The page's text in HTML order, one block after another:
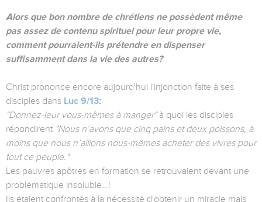
Alors que bon nombre de chrétiens ne possèdent même
pas assez de contenu spirituel pour leur propre vie,
comment pourraient-ils prétendre en dispenser
suffisamment dans la vie des autres?
Christ prononce encore aujourd'hui l'injonction faite à ses
disciples dans Luc 9/13:
"Donnez-leur vous-mêmes à manger"à quoi les disciples
répondirent "Nous n’avons que cinq pains et deux poissons, à
moins que nous n’allions nous-mêmes acheter des vivres pour
tout ce peuple."
Les pauvres apôtres en formation se retrouvaient devant une
problématique insoluble…!
Ils étaient confrontés à la nécessité d'obtenir un miracle mais